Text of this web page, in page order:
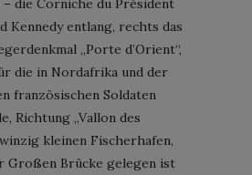
die Corniche du Président
Kennedy entlang, rechts das
„Porte d’Orient“,
die in Nordafrika und der
französischen Soldaten
Richtung „Vallon des
kleinen Fischerhafen,
Großen Brücke gelegen ist